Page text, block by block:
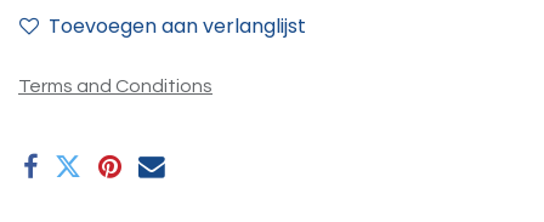
Toevoegen aan verlanglijst
Terms and Conditions